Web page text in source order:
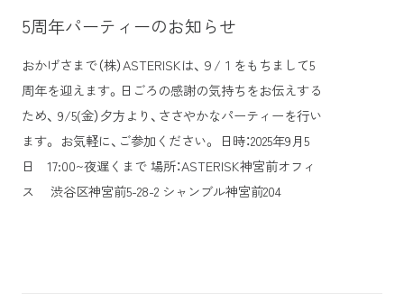
5周年パーティーのお知らせ
おかげさまで（株）ASTERISKは、９/１をもちまして5
周年を迎えます。日ごろの感謝の気持ちをお伝えする
ため、 9/5(金）夕方より、ささやかなパーティーを行い
ます。 お気軽に、ご参加ください。 日時：2025年9月5
日 17:00~夜遅くまで 場所：ASTERISK神宮前オフィ
ス 渋谷区神宮前5-28-2 シャンブル神宮前204